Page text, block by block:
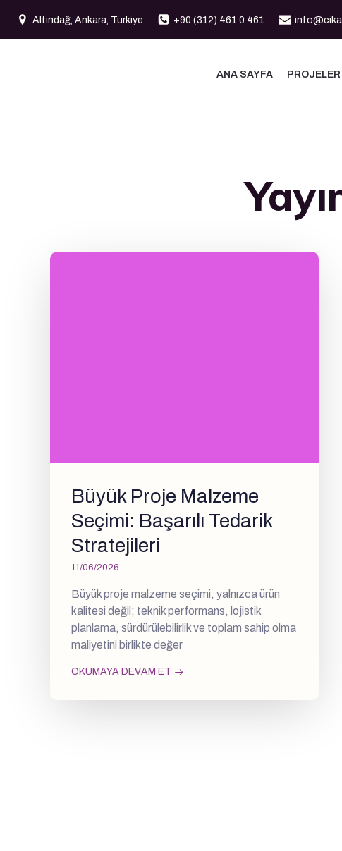
Altındağ, Ankara, Türkiye +90 (312) 461 0 461
ANA SAYFA PROJELER
Büyük Proje Malzeme
Seçimi: Başarılı Tedarik
Stratejileri
11/06/2026
Büyük proje malzeme seçimi, yalnızca ürün
kalitesi değil; teknik performans, lojistik
planlama, sürdürülebilirlik ve toplam sahip olma
maliyetini birlikte değer
OKUMAYA DEVAM ET